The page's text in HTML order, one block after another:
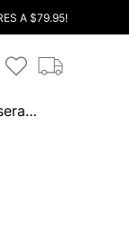
A $79.95!
Sombrero visera logo